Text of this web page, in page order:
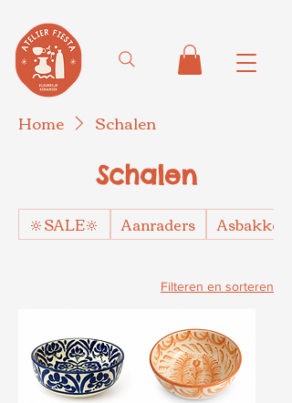
Home Schalen
Schalen
🔆SALE🔆 Aanraders Asbakken
Filteren en sorteren